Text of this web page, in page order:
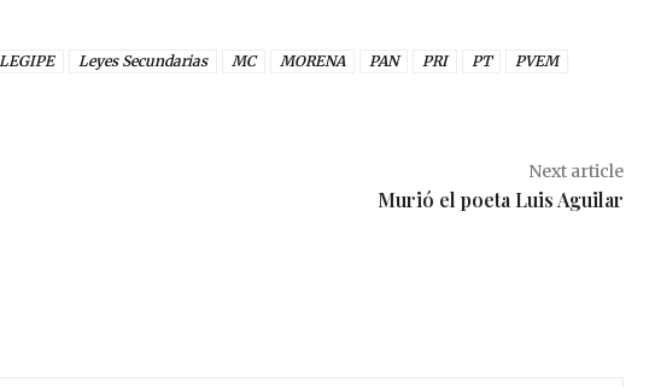
LEGIPE Leyes Secundarias MC MORENA PAN PRI PT
PVEM
Next article
Murió el poeta Luis Aguilar